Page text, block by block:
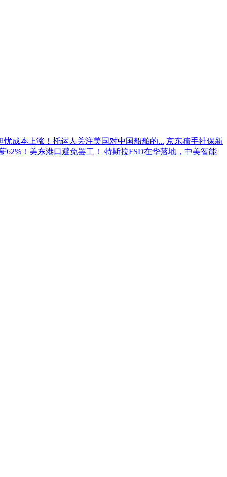
忧成本上涨！托运人关注美国对中国船舶的... 京东骑手社保新
62%！美东港口避免罢工！
特斯拉FSD在华落地，中美智能